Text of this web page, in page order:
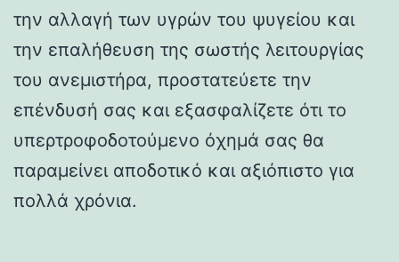
την αλλαγή των υγρών του ψυγείου και
την επαλήθευση της σωστής λειτουργίας
του ανεμιστήρα, προστατεύετε την
επένδυσή σας και εξασφαλίζετε ότι το
υπερτροφοδοτούμενο όχημά σας θα
παραμείνει αποδοτικό και αξιόπιστο για
πολλά χρόνια.